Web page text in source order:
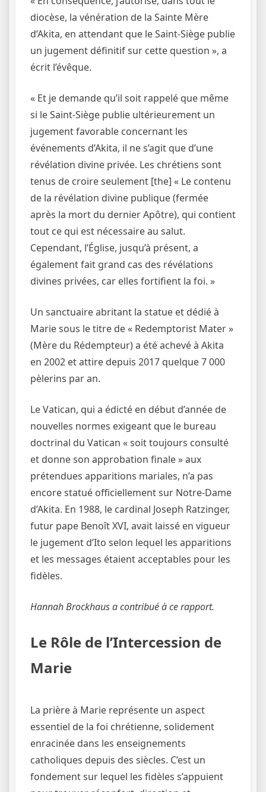
diocèse, la vénération de la Sainte Mère
d’Akita, en attendant que le Saint-Siège publie
un jugement définitif sur cette question », a
écrit l’évêque.
« Et je demande qu’il soit rappelé que même
si le Saint-Siège publie ultérieurement un
jugement favorable concernant les
événements d’Akita, il ne s’agit que d’une
révélation divine privée. Les chrétiens sont
tenus de croire seulement [the] « Le contenu
de la révélation divine publique (fermée
après la mort du dernier Apôtre), qui contient
tout ce qui est nécessaire au salut.
Cependant, l’Église, jusqu’à présent, a
également fait grand cas des révélations
divines privées, car elles fortifient la foi. »
Un sanctuaire abritant la statue et dédié à
Marie sous le titre de « Redemptorist Mater »
(Mère du Rédempteur) a été achevé à Akita
en 2002 et attire depuis 2017 quelque 7 000
pèlerins par an.
Le Vatican, qui a édicté en début d’année de
nouvelles normes exigeant que le bureau
doctrinal du Vatican « soit toujours consulté
et donne son approbation finale » aux
prétendues apparitions mariales, n’a pas
encore statué officiellement sur Notre-Dame
d’Akita. En 1988, le cardinal Joseph Ratzinger,
futur pape Benoît XVI, avait laissé en vigueur
le jugement d’Ito selon lequel les apparitions
et les messages étaient acceptables pour les
fidèles.
Hannah Brockhaus a contribué à ce rapport.
Le Rôle de l’Intercession de
Marie
La prière à Marie représente un aspect
essentiel de la foi chrétienne, solidement
enracinée dans les enseignements
catholiques depuis des siècles. C’est un
fondement sur lequel les fidèles s’appuient